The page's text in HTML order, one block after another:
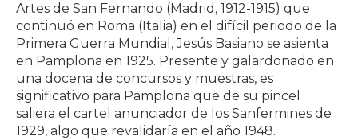
Artes de San Fernando (Madrid, 1912-1915) que
continuó en Roma (Italia) en el difícil periodo de la
Primera Guerra Mundial, Jesús Basiano se asienta
en Pamplona en 1925. Presente y galardonado en
una docena de concursos y muestras, es
significativo para Pamplona que de su pincel
saliera el cartel anunciador de los Sanfermines de
1929, algo que revalidaría en el año 1948.